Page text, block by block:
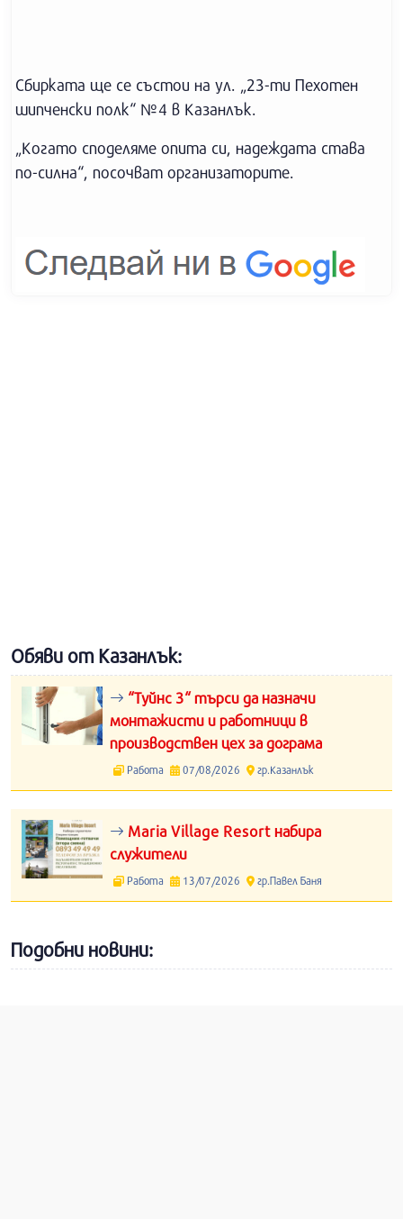
Сбирката ще се състои на ул. „23-ти Пехотен
шипченски полк“ №4 в Казанлък.
„Когато споделяме опита си, надеждата става
по-силна“, посочват организаторите.
Обяви от Казанлък:
“Туйнс 3“ търси да назначи
монтажисти и работници в
производствен цех за дограма
Работа 07/08/2026 гр.Казанлък
Maria Village Resort набира
служители
Работа 13/07/2026 гр.Павел Баня
Подобни новини: